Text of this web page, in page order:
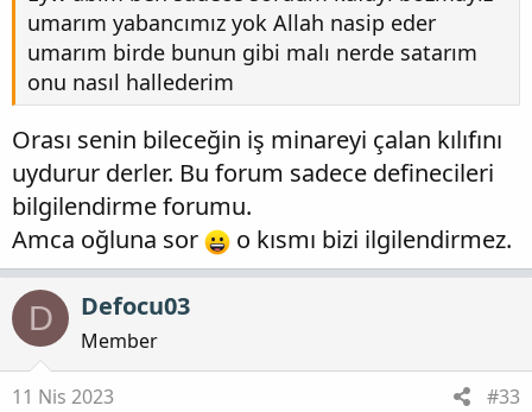
umarım yabancımız yok Allah nasip eder
umarım birde bunun gibi malı nerde satarım
onu nasıl hallederim
Orası senin bileceğin iş minareyi çalan kılıfını
uydurur derler. Bu forum sadece definecileri
bilgilendirme forumu.
Amca oğluna sor
o kısmı bizi ilgilendirmez.
D Defocu03
Member
11 Nis 2023 #33